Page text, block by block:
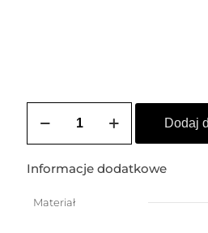
Naszyjnik
Dodaj
Informacje dodatkowe
Materiał